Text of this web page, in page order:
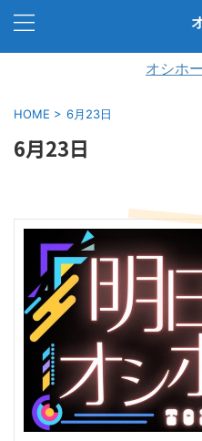
オシホ
HOME > 6月23日
6月23日